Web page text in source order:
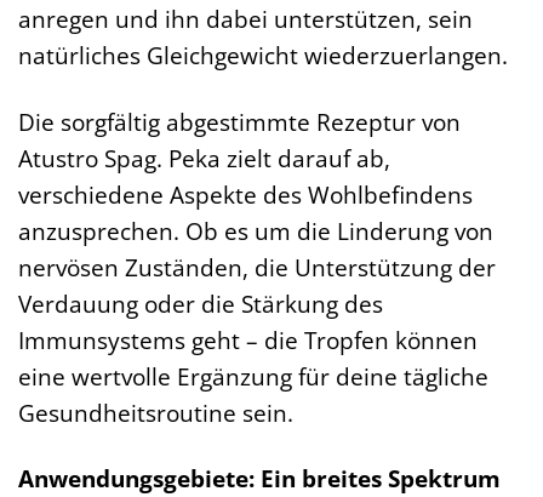
anregen und ihn dabei unterstützen, sein
natürliches Gleichgewicht wiederzuerlangen.
Die sorgfältig abgestimmte Rezeptur von
Atustro Spag. Peka zielt darauf ab,
verschiedene Aspekte des Wohlbefindens
anzusprechen. Ob es um die Linderung von
nervösen Zuständen, die Unterstützung der
Verdauung oder die Stärkung des
Immunsystems geht – die Tropfen können
eine wertvolle Ergänzung für deine tägliche
Gesundheitsroutine sein.
Anwendungsgebiete: Ein breites Spektrum